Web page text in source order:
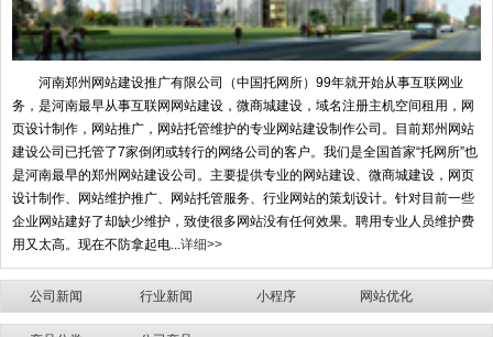
河南郑州网站建设推广有限公司（中国托网所）99年就开始从事互联网业
务，是河南最早从事互联网网站建设，微商城建设，域名注册主机空间租用，网
页设计制作，网站推广，网站托管维护的专业网站建设制作公司。目前郑州网站
建设公司已托管了7家倒闭或转行的网络公司的客户。我们是全国首家“托网所”也
是河南最早的郑州网站建设公司。主要提供专业的网站建设、微商城建设，网页
设计制作、网站维护推广、网站托管服务、行业网站的策划设计。针对目前一些
企业网站建好了却缺少维护，致使很多网站没有任何效果。聘用专业人员维护费
用又太高。现在不防拿起电...详细>>
公司新闻 行业新闻 小程序 网站优化